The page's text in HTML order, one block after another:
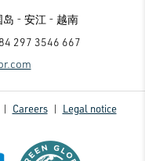
岛 - 安江 - 越南
297 3546 667
| Careers| Legal notice